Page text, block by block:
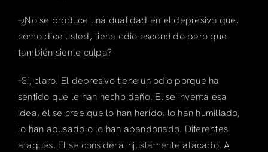
–¿No se produce una dualidad en el depresivo que,
como dice usted, tiene odio escondido pero que
también siente culpa?
–Sí, claro. El depresivo tiene un odio porque ha
sentido que le han hecho daño. El se inventa esa
idea, él se cree que lo han herido, lo han humillado,
lo han abusado o lo han abandonado. Diferentes
ataques. El se considera injustamente atacado. A